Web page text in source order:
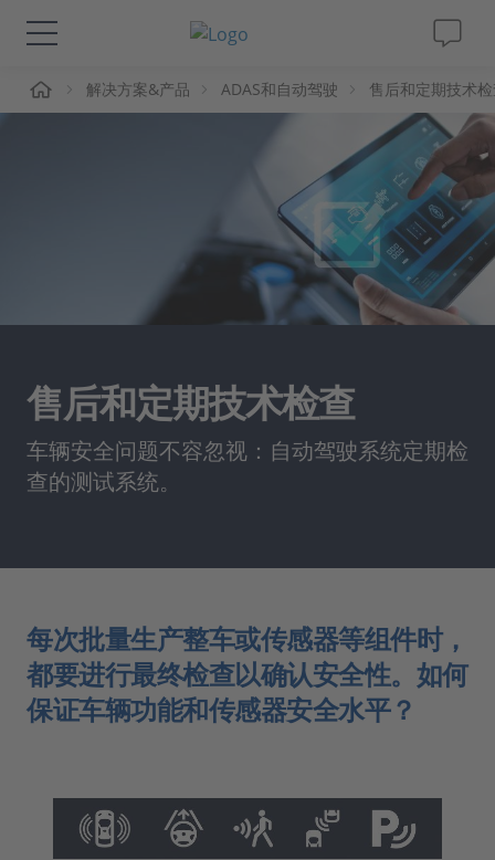
解决方案&产品
人才招聘
解决方案&产品 ADAS和自动驾驶 售后和定期技术
售后和定期技术检查
车辆安全问题不容忽视：自动驾驶系统定期检
查的测试系统。
每次批量生产整车或传感器等组件时，
都要进行最终检查以确认安全性。如何
保证车辆功能和传感器安全水平？